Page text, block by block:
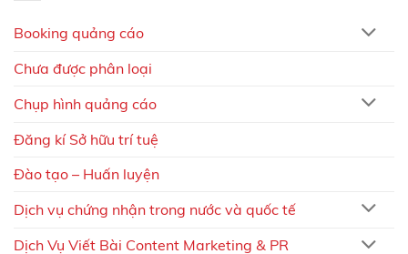
Booking quảng cáo
Chưa được phân loại
Chụp hình quảng cáo
Đăng kí Sở hữu trí tuệ
Đào tạo – Huấn luyện
Dịch vụ chứng nhận trong nước và quốc tế
Dịch Vụ Viết Bài Content Marketing & PR